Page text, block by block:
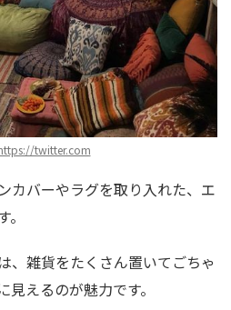
twitter.com
カバーやラグを取り入れた、エ
、雑貨をたくさん置いてごちゃ
えるのが魅力です。